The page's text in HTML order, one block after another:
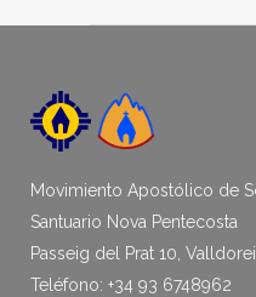
Movimiento Apostólico de
Santuario Nova Pentecosta
Passeig del Prat 10,
Teléfono: +34 93 6748962